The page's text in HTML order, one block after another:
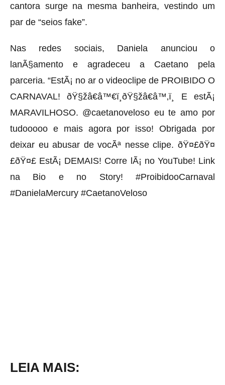
cantora surge na mesma banheira, vestindo um
par de “seios fake”.
Nas redes sociais, Daniela anunciou o
lanÃ§amento e agradeceu a Caetano pela
parceria. “EstÃ¡ no ar o videoclipe de PROIBIDO O
CARNAVAL! ðŸ§žâ€â™€ï¸ðŸ§žâ€â™‚ï¸ E estÃ¡
MARAVILHOSO. @caetanoveloso eu te amo por
tudooooo e mais agora por isso! Obrigada por
deixar eu abusar de vocÃª nesse clipe. ðŸ¤£ðŸ¤
£ðŸ¤£ EstÃ¡ DEMAIS! Corre lÃ¡ no YouTube! Link
na Bio e no Story! #ProibidooCarnaval
#DanielaMercury #CaetanoVeloso
LEIA MAIS: